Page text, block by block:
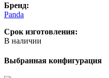
Бренд:
Panda
Срок изготовления:
В наличии
Выбранная конфигурация